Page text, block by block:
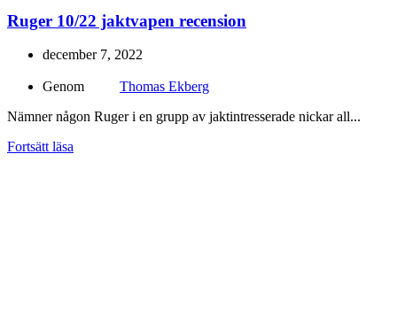
Ruger 10/22 jaktvapen recension
december 7, 2022
Genom
Thomas Ekberg
Nämner någon Ruger i en grupp av jaktintresserade nickar all...
Fortsätt läsa